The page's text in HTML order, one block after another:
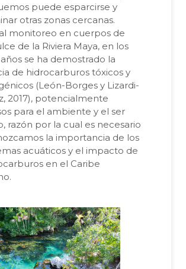
puede esparcirse y
otras zonas cercanas.
al monitoreo en cuerpos de
de la Riviera Maya, en los
se ha demostrado la
de hidrocarburos tóxicos y
(León-Borges y Lizardi-
2017), potencialmente
para el ambiente y el ser
razón por la cual es necesario
la importancia de los
acuáticos y el impacto de
en el Caribe